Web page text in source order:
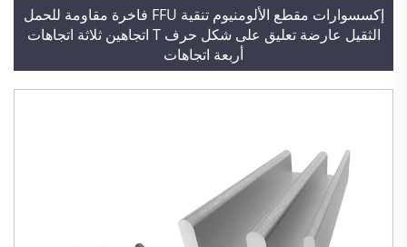
إكسسوارات مقطع الألومنيوم تنقية FFU فاخرة مقاومة للحمل
الثقيل عارضة تعليق على شكل حرف T اتجاهين ثلاثة اتجاهات
أربعة اتجاهات